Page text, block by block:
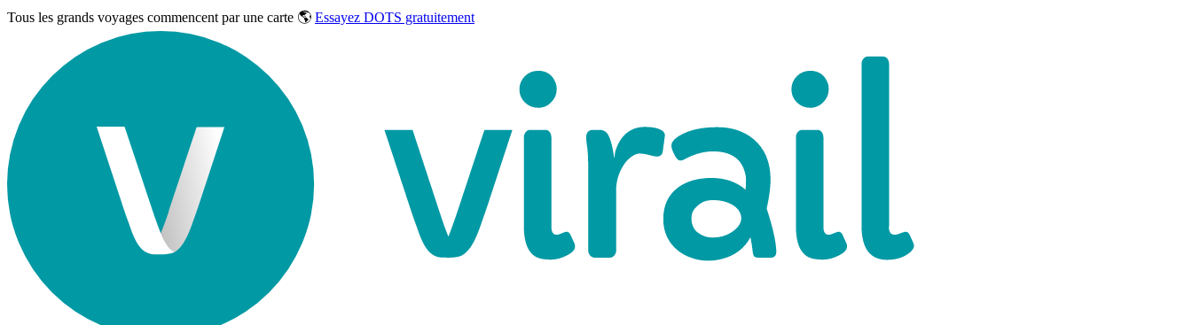
Tous les grands voyages commencent par une carte 🌎 Essayez DOTS gratuitement